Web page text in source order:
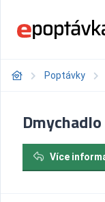
Poptávky
Více